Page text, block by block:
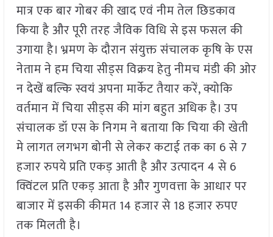
मात्र एक बार गोबर की खाद एवं नीम तेल छिडकाव
किया है और पूरी तरह जैविक विधि से इस फसल की
उगाया है। भ्रमण के दौरान संयुक्त संचालक कृषि के एस
नेताम ने हम चिया सीड्स विक्रय हेतु नीमच मंडी की ओर
न देखें बल्कि स्वयं अपना मार्केट तैयार करें, क्योकि
वर्तमान में चिया सीड्स की मांग बहुत अधिक है। उप
संचालक डॉ एस के निगम ने बताया कि चिया की खेती
मे लागत लगभग बोनी से लेकर कटाई तक का 6 से 7
हजार रुपये प्रति एकड़ आती है और उत्पादन 4 से 6
क्विंटल प्रति एकड़ आता है और गुणवत्ता के आधार पर
बाजार में इसकी कीमत 14 हजार से 18 हजार रुपए
तक मिलती है।